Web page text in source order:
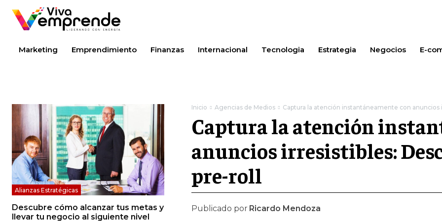
Marketing Emprendimiento Finanzas Internacional Tecnologia Estrategia Negocios E-
Alianzas Estratégicas
Descubre cómo alcanzar tus metas y
llevar tu negocio al siguiente nivel
Inicio Agencias de Medios Captura la atención instantáneamente con anuncios
Captura la atención
anuncios irresistibles:
pre-roll
Publicado por Ricardo Mendoza